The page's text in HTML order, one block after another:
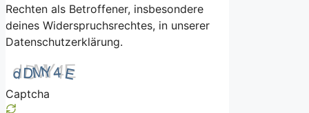
Rechten als Betroffener, insbesondere
deines Widerspruchsrechtes, in unserer
Datenschutzerklärung.
Captcha